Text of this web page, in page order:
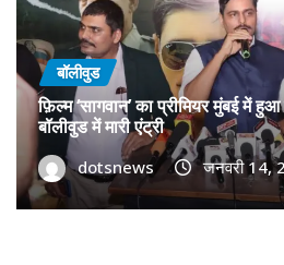
बॉलीवुड
फ़िल्म ‘सागवान’ का प्रीमियर मुंबई में
बॉलीवुड में मारी एंट्री
dotsnews जनवरी 14,